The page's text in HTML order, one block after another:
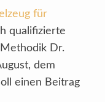
für
qualifizierte
Dr.
dem
einen Beitrag